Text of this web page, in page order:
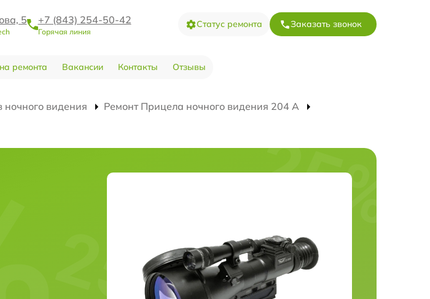
5 +7 (843) 254-50-42
Горячая линия
Статус ремонта Заказать звонок
ремонта Вакансии Контакты Отзывы
видения
Ремонт Прицела ночного видения 204 А